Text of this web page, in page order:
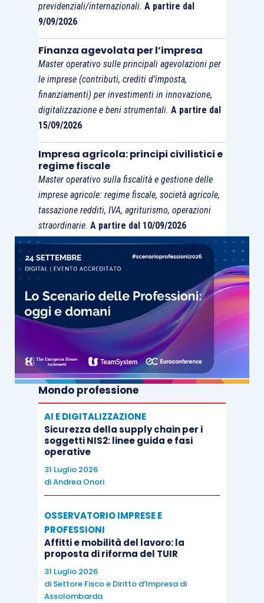
previdenziali/internazionali. A partire dal
9/09/2026
Finanza agevolata per l’impresa
Master operativo sulle principali agevolazioni per
le imprese (contributi, crediti d’imposta,
finanziamenti) per investimenti in innovazione,
digitalizzazione e beni strumentali. A partire dal
15/09/2026
Impresa agricola: principi civilistici e
regime fiscale
Master operativo sulla fiscalità e gestione delle
imprese agricole: regime fiscale, società agricole,
tassazione redditi, IVA, agriturismo, operazioni
straordinarie. A partire dal 10/09/2026
Mondo professione
AI E DIGITALIZZAZIONE
Sicurezza della supply chain per i
soggetti NIS2: linee guida e fasi
operative
31 Luglio 2026
diAndrea Onori
OSSERVATORIO IMPRESE E
PROFESSIONI
Affitti e mobilità del lavoro: la
proposta di riforma del TUIR
31 Luglio 2026
di Settore Fisco e Diritto d’Impresa di
Assolombarda